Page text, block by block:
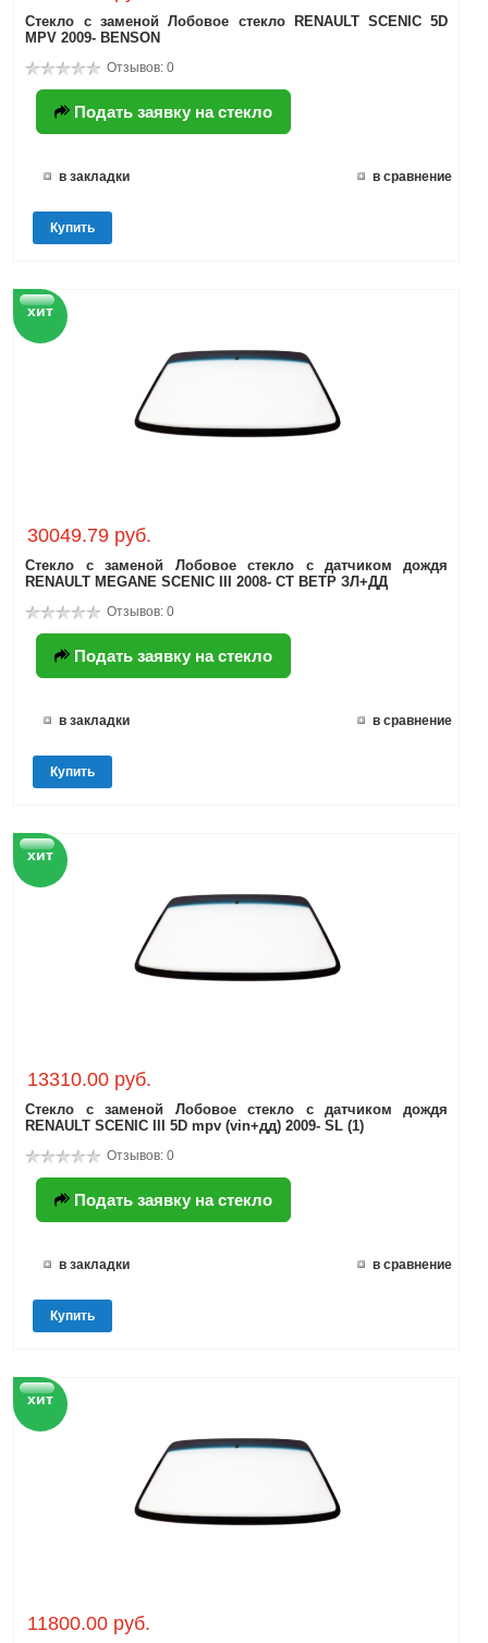
Стекло с заменой Лобовое стекло RENAULT SCENIC 5D
MPV 2009- BENSON
Отзывов: 0
Подать заявку на стекло
в закладки в сравнение
Купить
хит
30049.79 руб.
Стекло с заменой Лобовое стекло с датчиком дождя
RENAULT MEGANE SCENIC III 2008- СТ ВЕТР ЗЛ+ДД
Отзывов: 0
Подать заявку на стекло
в закладки в сравнение
Купить
хит
13310.00 руб.
Стекло с заменой Лобовое стекло с датчиком дождя
RENAULT SCENIC III 5D mpv (vin+дд) 2009- SL (1)
Отзывов: 0
Подать заявку на стекло
в закладки в сравнение
Купить
хит
11800.00 руб.